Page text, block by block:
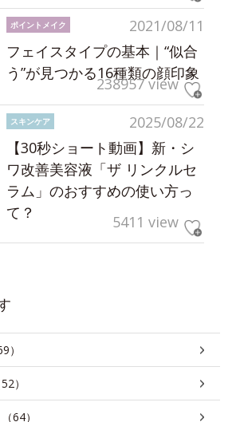
2021/08/11
ポイントメイク
フェイスタイプの基本｜“似合
う”が見つかる16種類の顔印象
238957 view
2025/08/22
スキンケア
【30秒ショート動画】新・シ
ワ改善美容液「ザ リンクルセ
ラム」のおすすめの使い方っ
て？
5411 view
）
）
64）